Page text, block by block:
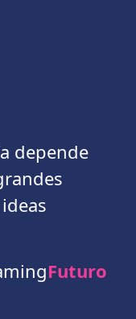
depende
Futuro